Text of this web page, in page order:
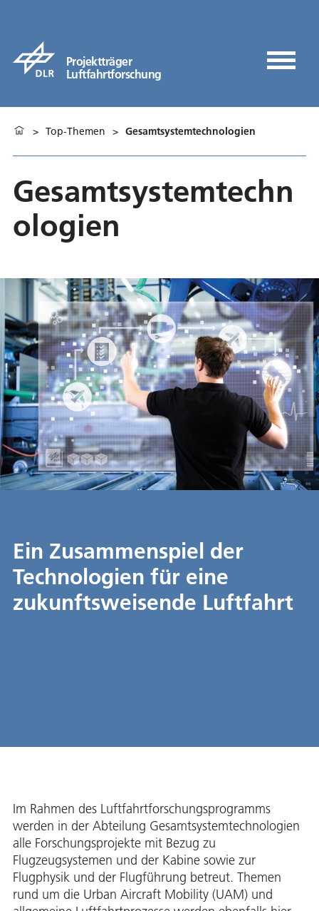
Projektträger
Luftfahrtforschung
> Top-Themen > Gesamtsystemtechnologien
Gesamtsystemtechn
ologien
Ein Zusammenspiel der
Technologien für eine
zukunftsweisende Luftfahrt
Im Rahmen des Luftfahrtforschungsprogramms
werden in der Abteilung Gesamtsystemtechnologien
alle Forschungsprojekte mit Bezug zu
Flugzeugsystemen und der Kabine sowie zur
Flugphysik und der Flugführung betreut. Themen
rund um die Urban Aircraft Mobility (UAM) und